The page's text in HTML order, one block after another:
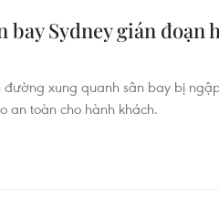
bay Sydney gián đoạn
xung quanh sân bay bị
an toàn cho hành khách.